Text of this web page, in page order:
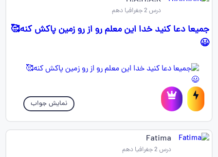
درس 2 جغرافیا دهم
جمیعا دعا کنید خدا این معلم رو از رو زمین پاکش کنه🥰
😃
نمایش جواب
Fatima
درس 2 جغرافیا دهم